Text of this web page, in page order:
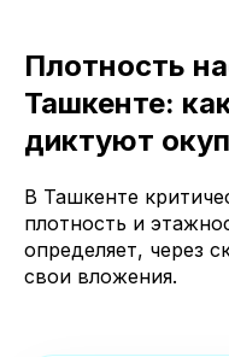
Плотность
Ташкенте:
диктуют
В Ташкенте
плотность и
определяет, через
свои вложения.